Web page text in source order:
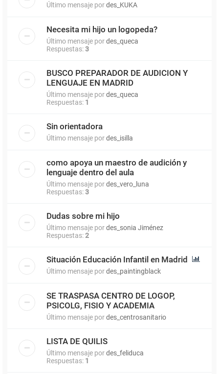
Último mensaje pordes_KUKA
Necesita mi hijo un logopeda?
Último mensaje pordes_queca
Respuestas:3
BUSCO PREPARADOR DE AUDICION Y
LENGUAJE EN MADRID
Último mensaje pordes_queca
Respuestas: 1
Sin orientadora
Último mensaje pordes_isilla
como apoya un maestro de audición y
lenguaje dentro del aula
Último mensaje pordes_vero_luna
Respuestas:3
Dudas sobre mi hijo
Último mensaje pordes_sonia Jiménez
Respuestas:2
Situación Educación Infantil en Madrid
Último mensaje pordes_paintingblack
SE TRASPASA CENTRO DE LOGOP,
PSICOLG, FISIO Y ACADEMIA
Último mensaje pordes_centrosanitario
LISTA DE QUILIS
Último mensaje pordes_feliduca
Respuestas: 1